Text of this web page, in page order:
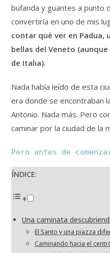
bufanda y guantes a punto
convertiría en uno de mis
contar qué ver en Padua,
bellas del Veneto
de Italia).
Nada había leído de esta
era donde se encontraban
Antonio. Nada más. Pero
caminar por la ciudad de la
Pero antes de
ÍNDICE:
Una caminata
El Santo y una piazza
Caminando hacia el